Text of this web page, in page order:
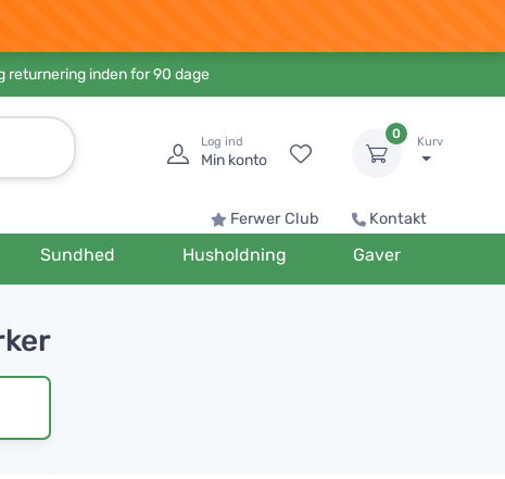
returnering inden for 90 dage
Log ind
Min konto
0
Kurv
Ferwer Club Kontakt
Sundhed Husholdning Gaver